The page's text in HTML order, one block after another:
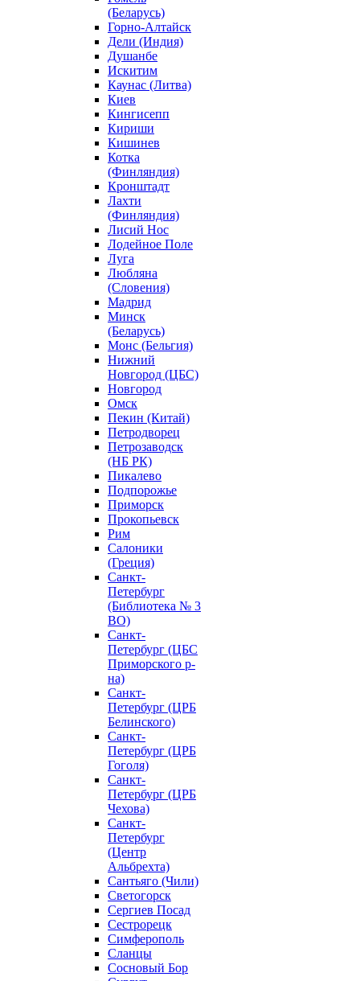
(Беларусь)
Горно-Алтайск
Дели (Индия)
Душанбе
Искитим
Каунас (Литва)
Киев
Кингисепп
Кириши
Кишинев
Котка
(Финляндия)
Кронштадт
Лахти
(Финляндия)
Лисий Нос
Лодейное Поле
Луга
Любляна
(Словения)
Мадрид
Минск
(Беларусь)
Монс (Бельгия)
Нижний
Новгород (ЦБС)
Новгород
Омск
Пекин (Китай)
Петродворец
Петрозаводск
(НБ РК)
Пикалево
Подпорожье
Приморск
Прокопьевск
Рим
Салоники
(Греция)
Санкт-
Петербург
(Библиотека № 3
ВО)
Санкт-
Петербург (ЦБС
Приморского р-
на)
Санкт-
Петербург (ЦРБ
Белинского)
Санкт-
Петербург (ЦРБ
Гоголя)
Санкт-
Петербург (ЦРБ
Чехова)
Санкт-
Петербург
(Центр
Альбрехта)
Сантьяго (Чили)
Светогорск
Сергиев Посад
Сестрорецк
Симферополь
Сланцы
Сосновый Бор